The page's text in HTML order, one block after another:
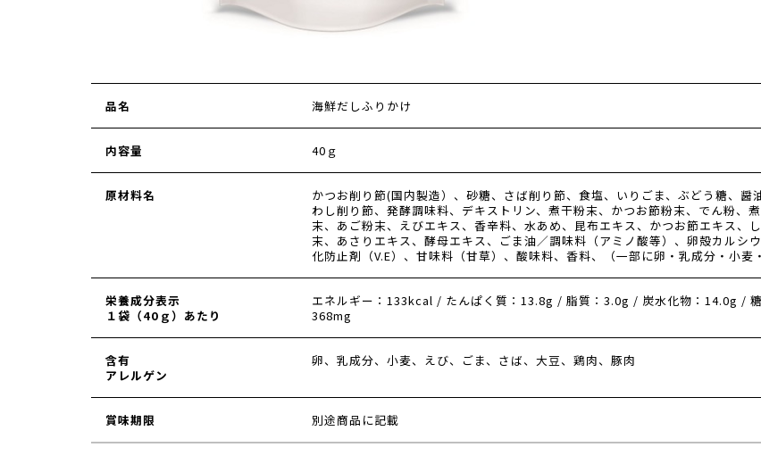
品名 海鮮だしふりかけ
内容量 40ｇ
原材料名
かつお削り節(国内製造）、砂糖、さば削り節、食塩、いりごま、ぶどう糖、
わし削り節、発酵調味料、デキストリン、煮干粉末、かつお節粉末、でん粉、
末、あご粉末、えびエキス、香辛料、水あめ、昆布エキス、かつお節エキス、
末、あさりエキス、酵母エキス、ごま油／調味料（アミノ酸等）、卵殻カルシ
化防止剤（V.E）、甘味料（甘草）、酸味料、香料、（一部に卵・乳成分・小麦
栄養成分表示
１袋（40ｇ）あたり
エネルギー：133kcal / たんぱく質：13.8g / 脂質：3.0g / 炭水化物：14.0g /
368mg
含有
アレルゲン
卵、乳成分、小麦、えび、ごま、さば、大豆、鶏肉、豚肉
賞味期限 別途商品に記載